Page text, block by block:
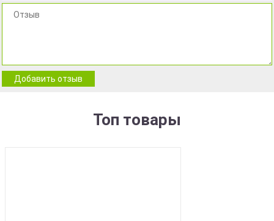
Добавить отзыв
Топ товары